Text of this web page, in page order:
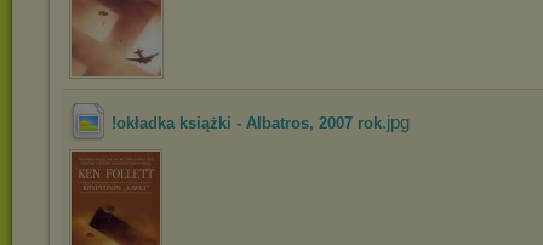
!okładka książki - Albatros, 2007 rok.jpg